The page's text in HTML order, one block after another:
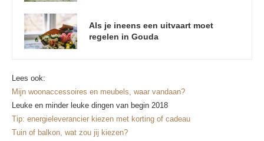
Als je ineens een uitvaart moet
regelen in Gouda
Lees ook:
Mijn woonaccessoires en meubels, waar vandaan?
Leuke en minder leuke dingen van begin 2018
Tip: energieleverancier kiezen met korting of cadeau
Tuin of balkon, wat zou jij kiezen?